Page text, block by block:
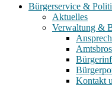
Bürgerservice &
Aktuelles
Verwaltung &
Kontakt